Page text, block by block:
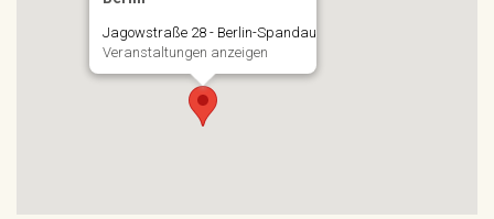
Jagowstraße 28 - Berlin-Spandau
Veranstaltungen anzeigen